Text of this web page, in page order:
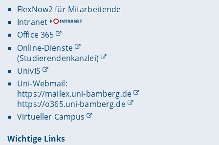
FlexNow2 für Mitarbeitende
Intranet
Office 365
Online-Dienste
(Studierendenkanzlei)
UnivIS
Uni-Webmail:
https://mailex.uni-bamberg.de
https://o365.uni-bamberg.de
Virtueller Campus
Wichtige Links